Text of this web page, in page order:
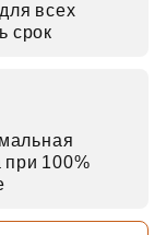
всех
срок
при 100%